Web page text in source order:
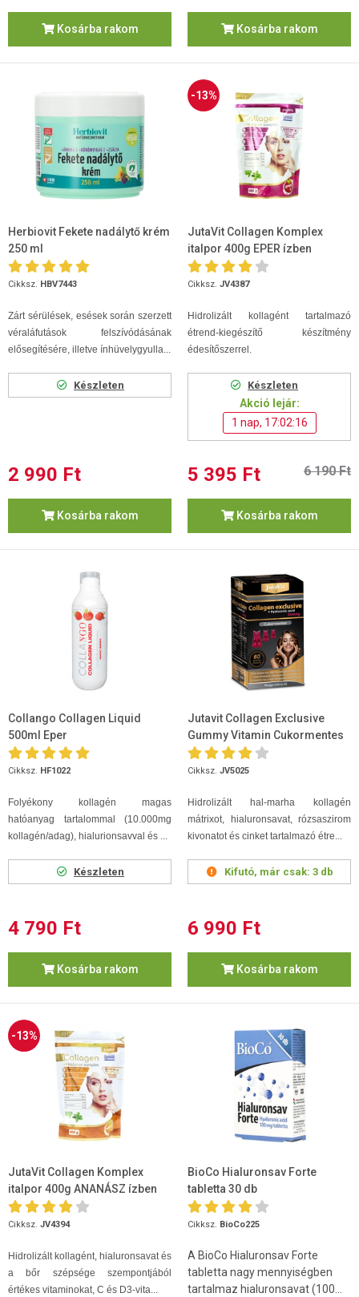
Kosárba rakom Kosárba rakom
Herbiovit Fekete nadálytő krém
250 ml
Cikksz. HBV7443
Zárt sérülések, esések során szerzett
véraláfutások felszívódásának
elősegítésére, illetve ínhüvelygyulla...
Készleten
2 990 Ft
Kosárba rakom
-13%
JutaVit Collagen Komplex
italpor 400g EPER ízben
Cikksz. JV4387
Hidrolizált kollagént tartalmazó
étrend-kiegészítő készítmény
édesítőszerrel.
Készleten
Akció lejár:
1 nap, 17:02:15
5 395 Ft 6 190 Ft
Kosárba rakom
Collango Collagen Liquid
500ml Eper
Cikksz. HF1022
Folyékony kollagén magas
hatóanyag tartalommal (10.000mg
kollagén/adag), hialurionsavval és ...
Készleten
4 790 Ft
Kosárba rakom
Jutavit Collagen Exclusive
Gummy Vitamin Cukormentes
60 db
Cikksz. JV5025
Hidrolizált hal-marha kollagén
mátrixot, hialuronsavat, rózsaszirom
kivonatot és cinket tartalmazó étre...
Kifutó, már csak: 3 db
6 990 Ft
Kosárba rakom
-13%
JutaVit Collagen Komplex
italpor 400g ANANÁSZ ízben
Cikksz. JV4394
Hidrolizált kollagént, hialuronsavat és
a bőr szépsége szempontjából
értékes vitaminokat, C és D3-vita...
BioCo Hialuronsav Forte
tabletta 30 db
Cikksz. BioCo225
A BioCo Hialuronsav Forte
tabletta nagy mennyiségben
tartalmaz hialuronsavat (100...